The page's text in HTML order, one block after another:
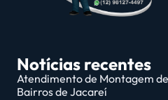
Notícias recentes
Atendimento de Montagem
Bairros de Jacareí